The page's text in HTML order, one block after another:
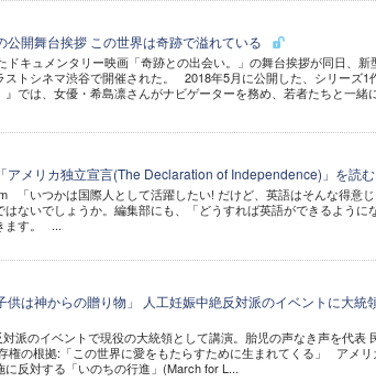
公開舞台挨拶 この世界は奇跡で溢れている
ドキュメンタリー映画「奇跡との出会い。」の舞台挨拶が同日、新
トシネマ渋谷で開催された。 2018年5月に公開した、シリーズ1
では、女優・希島凛さんがナビゲーターを務め、若者たちと一緒
アメリカ独立宣言(The Declaration of Independence)」を読む
「いつかは国際人として活躍したい! だけど、英語はそんな得意
ないでしょうか。編集部にも、「どうすれば英語ができるように
ます。 ...
供は神からの贈り物」 人工妊娠中絶反対派のイベントに大統
派のイベントで現役の大統領として講演。胎児の声なき声を代表
権の根拠:「この世界に愛をもたらすために生まれてくる」 アメリ
反対する「いのちの行進」(March for L...